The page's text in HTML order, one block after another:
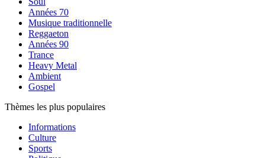
Années 70
Musique traditionnelle
Reggaeton
Années 90
Trance
Heavy Metal
Ambient
Gospel
Thèmes les plus populaires
Informations
Culture
Sports